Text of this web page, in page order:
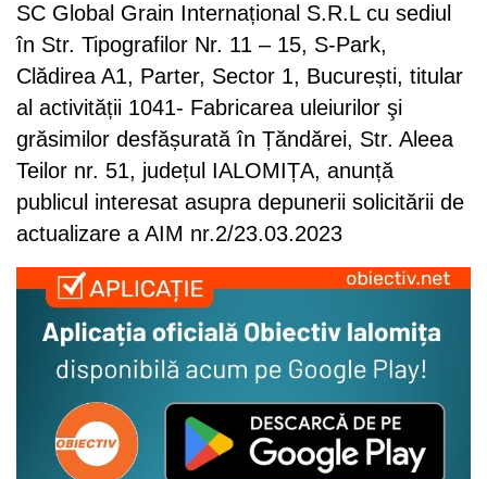
SC Global Grain Internațional S.R.L cu sediul
în Str. Tipografilor Nr. 11 – 15, S-Park,
Clădirea A1, Parter, Sector 1, București, titular
al activității 1041- Fabricarea uleiurilor şi
grăsimilor desfășurată în Țăndărei, Str. Aleea
Teilor nr. 51, județul IALOMIȚA, anunță
publicul interesat asupra depunerii solicitării de
actualizare a AIM nr.2/23.03.2023